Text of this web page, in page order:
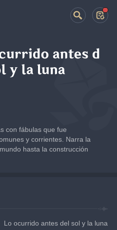
antes d
y la luna
con fábulas que fue
y corrientes. Narra la
hasta la construcción
Lo ocurrido antes del sol y la luna